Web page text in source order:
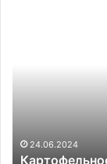
24.06.2024